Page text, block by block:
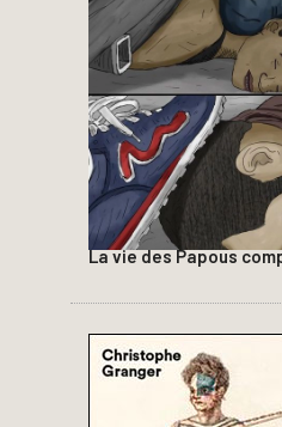
La vie des Papous